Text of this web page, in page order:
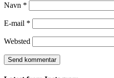
Navn *
E-mail *
Websted